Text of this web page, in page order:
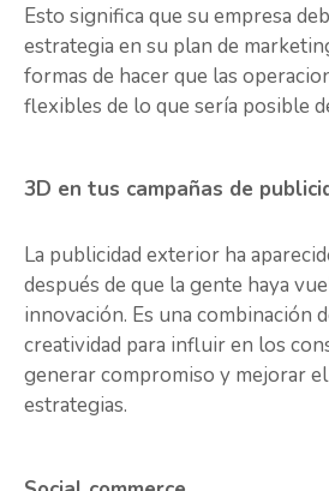
Esto significa que su empresa
estrategia en su plan de
formas de hacer que las
flexibles de lo que sería posible
3D en tus campañas de
La publicidad exterior ha
después de que la gente haya
innovación. Es una combinación
creatividad para influir en los
generar compromiso y mejorar el
estrategias.